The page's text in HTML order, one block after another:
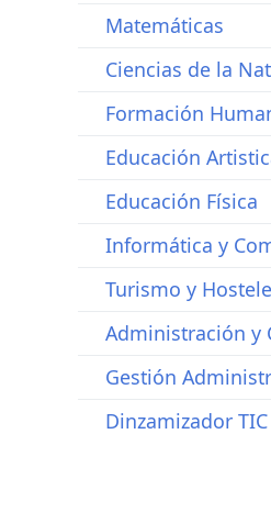
Matemáticas
Ciencias de la
Formación
Educación
Educación Física
Informática y
Turismo y
Administración y
Gestión
Dinzamizador TIC